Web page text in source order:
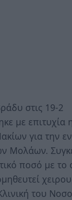
στις 19-2
με
για την
Μολάων.
ποσό με το
του